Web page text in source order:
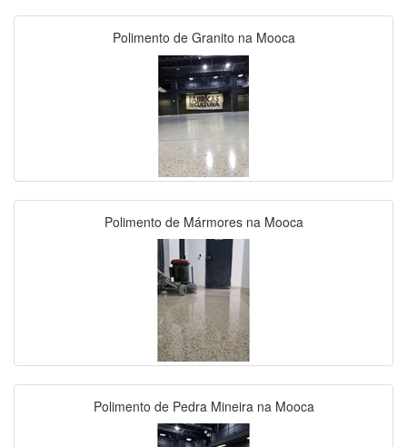
Polimento de Granito na Mooca
Polimento de Mármores na Mooca
Polimento de Pedra Mineira na Mooca